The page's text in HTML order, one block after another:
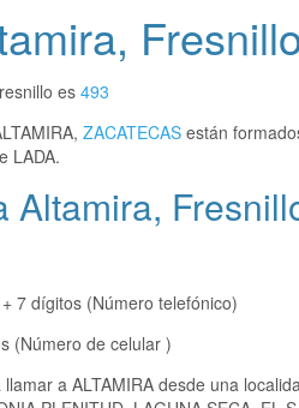
es 493
ZACATECAS están
LADA.
Altamira,
7 dígitos (Número telefónico)
(Número de celular )
a ALTAMIRA desde una